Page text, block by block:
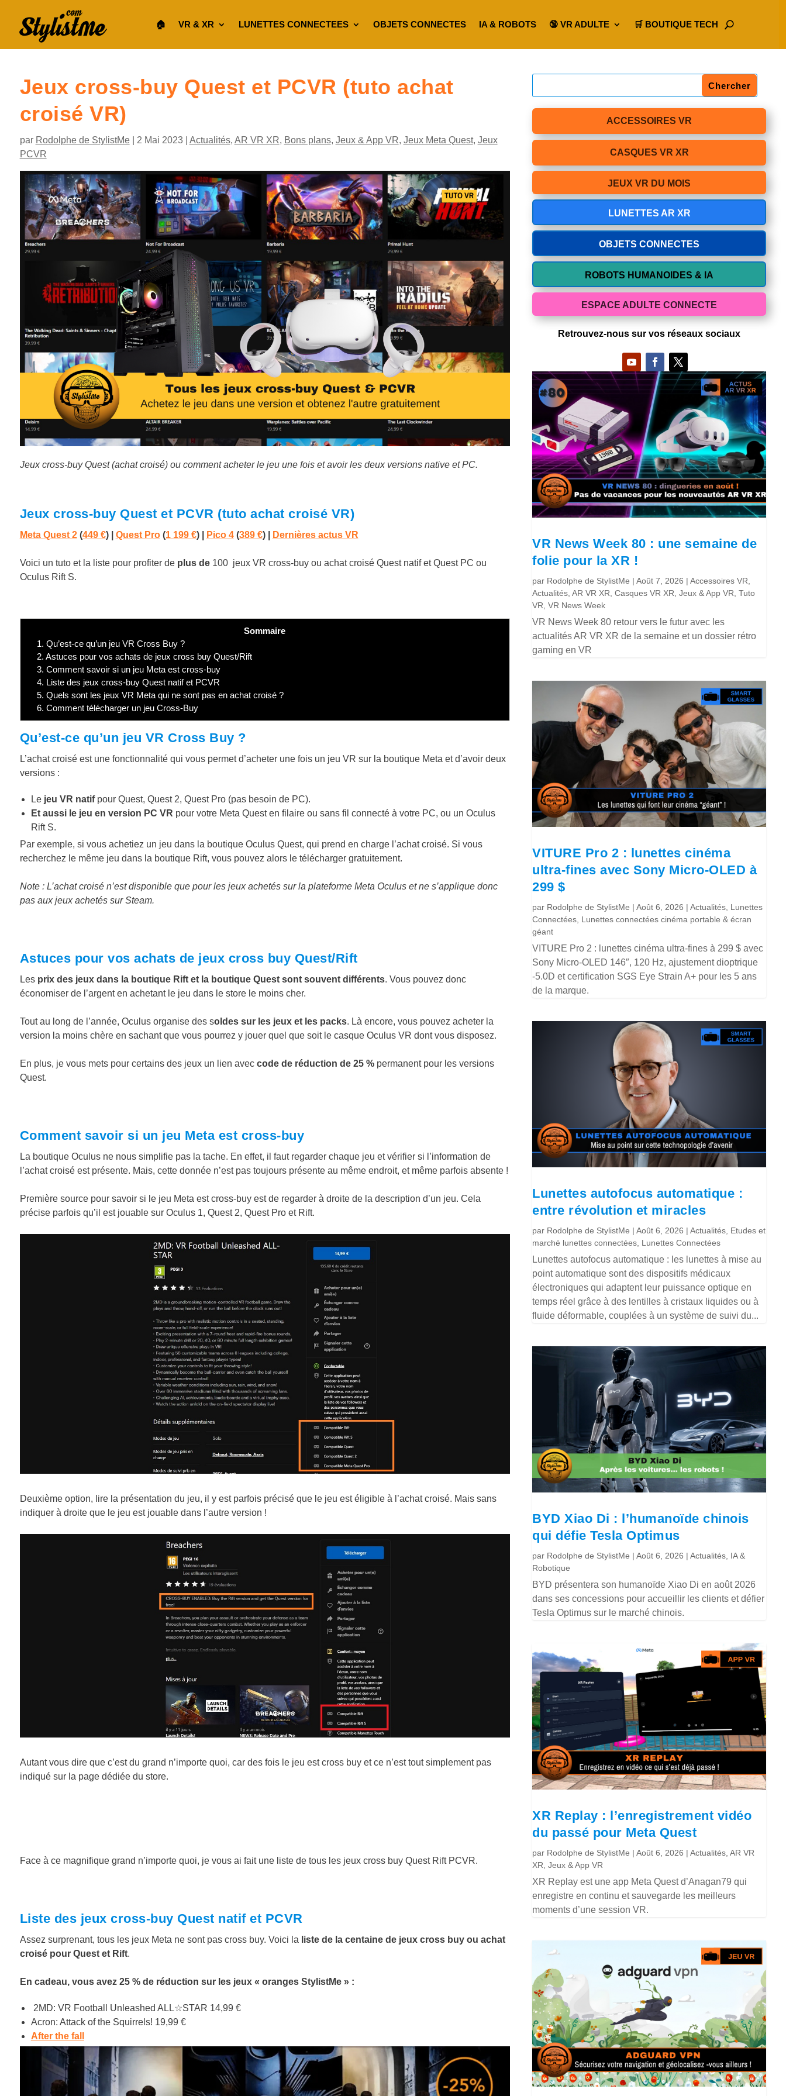
🏠︎ VR & XR LUNETTES CONNECTEES OBJETS CONNECTES IA & ROBOTS 🔞 VR ADULTE 🛒 BOUTIQUE TECH
Jeux cross-buy Quest et PCVR (tuto achat
croisé VR)
par Rodolphe de StylistMe| 2 Mai 2023| Actualités, AR VR XR, Bons plans, Jeux & App VR, Jeux Meta Quest, Jeux
PCVR
Jeux cross-buy Quest (achat croisé) ou comment acheter le jeu une fois et avoir les deux versions native et PC.
Jeux cross-buy Quest et PCVR (tuto achat croisé VR)
Meta Quest 2(449 €) | Quest Pro(1 199 €) Pico 4(389 €) | Dernières actus VR
Voici un tuto et la liste pour profiter de plus de 100 jeux VR cross-buy ou achat croisé Quest natif et Quest PC ou
Oculus Rift S.
Sommaire
1. Qu’est-ce qu’un jeu VR Cross Buy ?
2. Astuces pour vos achats de jeux cross buy Quest/Rift
3. Comment savoir si un jeu Meta est cross-buy
4. Liste des jeux cross-buy Quest natif et PCVR
5. Quels sont les jeux VR Meta qui ne sont pas en achat croisé ?
6. Comment télécharger un jeu Cross-Buy
Qu’est-ce qu’un jeu VR Cross Buy ?
L’achat croisé est une fonctionnalité qui vous permet d’acheter une fois un jeu VR sur la boutique Meta et d’avoir deux
versions :
Le jeu VR natifpour Quest, Quest 2, Quest Pro (pas besoin de PC).
Et aussi le jeu en version PC VR pour votre Meta Quest en filaire ou sans fil connecté à votre PC, ou un Oculus
Rift S.
Par exemple, si vous achetiez un jeu dans la boutique Oculus Quest, qui prend en charge l’achat croisé. Si vous
recherchez le même jeu dans la boutique Rift, vous pouvez alors le télécharger gratuitement.
Note : L’achat croisé n’est disponible que pour les jeux achetés sur la plateforme Meta Oculus et ne s’applique donc
pas aux jeux achetés sur Steam.
Astuces pour vos achats de jeux cross buy Quest/Rift
Les prix des jeux dans la boutique Rift et la boutique Quest sont souvent différents. Vous pouvez donc
économiser de l’argent en achetant le jeu dans le store le moins cher.
Tout au long de l’année, Oculus organise des soldes sur les jeux et les packs. Là encore, vous pouvez acheter la
version la moins chère en sachant que vous pourrez y jouer quel que soit le casque Oculus VR dont vous disposez.
En plus, je vous mets pour certains des jeux un lien avec code de réduction de 25 %permanent pour les versions
Quest.
Comment savoir si un jeu Meta est cross-buy
La boutique Oculus ne nous simplifie pas la tache. En effet, il faut regarder chaque jeu et vérifier si l’information de
l’achat croisé est présente. Mais, cette donnée n’est pas toujours présente au même endroit, et même parfois absente !
Première source pour savoir si le jeu Meta est cross-buy est de regarder à droite de la description d’un jeu. Cela
précise parfois qu’il est jouable sur Oculus 1, Quest 2, Quest Pro et Rift.
Deuxième option, lire la présentation du jeu, il y est parfois précisé que le jeu est éligible à l’achat croisé. Mais sans
indiquer à droite que le jeu est jouable dans l’autre version !
Autant vous dire que c’est du grand n’importe quoi, car des fois le jeu est cross buy et ce n’est tout simplement pas
indiqué sur la page dédiée du store.
Face à ce magnifique grand n’importe quoi, je vous ai fait une liste de tous les jeux cross buy Quest Rift PCVR.
Liste des jeux cross-buy Quest natif et PCVR
Assez surprenant, tous les jeux Meta ne sont pas cross buy. Voici la liste de la centaine de jeux cross buy ou achat
croisé pour Quest et Rift.
En cadeau, vous avez 25 % de réduction sur les jeux « oranges StylistMe » :
2MD: VR Football Unleashed ALL☆STAR 14,99 €
Acron: Attack of the Squirrels! 19,99 €
After the fall
ACCESSOIRES VR
CASQUES VR XR
JEUX VR DU MOIS
LUNETTES AR XR
OBJETS CONNECTES
ROBOTS HUMANOIDES & IA
ESPACE ADULTE CONNECTE
Retrouvez-nous sur vos réseaux sociaux
VR News Week 80 : une semaine de
folie pour la XR !
par Rodolphe de StylistMe |Août 7, 2026 |Accessoires VR
Actualités ,AR VR XR ,Casques VR XR ,Jeux & App VR ,Tuto
VR ,VR News Week
VR News Week 80 retour vers le futur avec les
actualités AR VR XR de la semaine et un dossier rétro
gaming en VR
VITURE Pro 2 : lunettes cinéma
ultra-fines avec Sony Micro-OLED à
299 $
par Rodolphe de StylistMe |Août 6, 2026 |Actualités Lunettes
Connectées Lunettes connectées cinéma portable & écran
géant
VITURE Pro 2 : lunettes cinéma ultra-fines à 299 $ avec
Sony Micro-OLED 146″, 120 Hz, ajustement dioptrique
-5.0D et certification SGS Eye Strain A+ pour les 5 ans
de la marque.
Lunettes autofocus automatique :
entre révolution et miracles
par Rodolphe de StylistMe |Août 6, 2026 |Actualités Etudes et
marché lunettes connectées Lunettes Connectées
Lunettes autofocus automatique : les lunettes à mise au
point automatique sont des dispositifs médicaux
électroniques qui adaptent leur puissance optique en
temps réel grâce à des lentilles à cristaux liquides ou à
fluide déformable, couplées à un système de suivi du...
BYD Xiao Di : l’humanoïde chinois
qui défie Tesla Optimus
par Rodolphe de StylistMe |Août 6, 2026 |Actualités IA &
Robotique
BYD présentera son humanoïde Xiao Di en août 2026
dans ses concessions pour accueillir les clients et défier
Tesla Optimus sur le marché chinois.
XR Replay : l’enregistrement vidéo
du passé pour Meta Quest
par Rodolphe de StylistMe |Août 6, 2026 |Actualités ,AR VR
XR ,Jeux & App VR
XR Replay est une app Meta Quest d’Anagan79 qui
enregistre en continu et sauvegarde les meilleurs
moments d’une session VR.